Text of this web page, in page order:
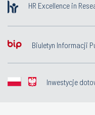
HR Excellence in
Biuletyn Informacji
Inwestycje